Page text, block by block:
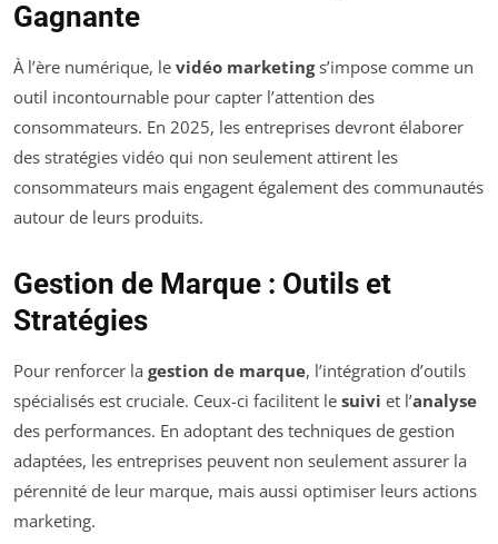
Gagnante
À l’ère numérique, le vidéo marketings’impose comme un
outil incontournable pour capter l’attention des
consommateurs. En 2025, les entreprises devront élaborer
des stratégies vidéo qui non seulement attirent les
consommateurs mais engagent également des communautés
autour de leurs produits.
Gestion de Marque : Outils et
Stratégies
Pour renforcer la gestion de marque, l’intégration d’outils
spécialisés est cruciale. Ceux-ci facilitent le suivi et l’analyse
des performances. En adoptant des techniques de gestion
adaptées, les entreprises peuvent non seulement assurer la
pérennité de leur marque, mais aussi optimiser leurs actions
marketing.